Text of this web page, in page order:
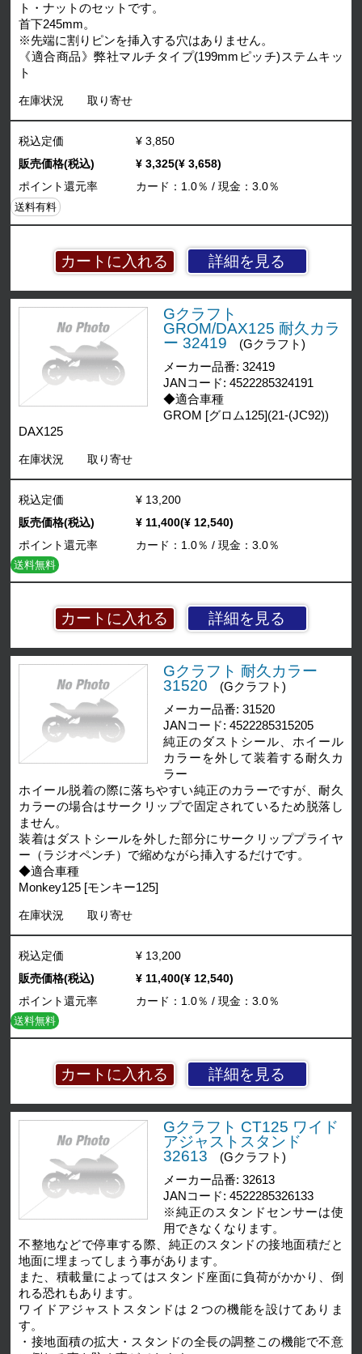
ト・ナットのセットです。
首下245mm。
※先端に割りピンを挿入する穴はありません。
《適合商品》弊社マルチタイプ(199mmピッチ)ステムキッ
ト
在庫状況 取り寄せ
詳細を見る
税込定価
¥ 3,850
販売価格(税込)
¥ 3,325(¥ 3,658)
ポイント還元率
カード：1.0％ / 現金：3.0％
送料有料
Gクラフト
GROM/DAX125 耐久カラ
ー 32419
(Gクラフト)
メーカー品番: 32419
JANコード: 4522285324191
◆適合車種
GROM [グロム125](21-(JC92))
DAX125
在庫状況 取り寄せ
詳細を見る
税込定価
¥ 13,200
販売価格(税込)
¥ 11,400(¥ 12,540)
ポイント還元率
カード：1.0％ / 現金：3.0％
送料無料
Gクラフト 耐久カラー
31520
(Gクラフト)
メーカー品番: 31520
JANコード: 4522285315205
純正のダストシール、ホイール
カラーを外して装着する耐久カ
ラー
ホイール脱着の際に落ちやすい純正のカラーですが、耐久
カラーの場合はサークリップで固定されているため脱落し
ません。
装着はダストシールを外した部分にサークリッププライヤ
ー（ラジオペンチ）で縮めながら挿入するだけです。
◆適合車種
Monkey125 [モンキー125]
在庫状況 取り寄せ
詳細を見る
税込定価
¥ 13,200
販売価格(税込)
¥ 11,400(¥ 12,540)
ポイント還元率
カード：1.0％ / 現金：3.0％
送料無料
Gクラフト CT125 ワイド
アジャストスタンド
32613
(Gクラフト)
メーカー品番: 32613
JANコード: 4522285326133
※純正のスタンドセンサーは使
用できなくなります。
不整地などで停車する際、純正のスタンドの接地面積だと
地面に埋まってしまう事があります。
また、積載量によってはスタンド座面に負荷がかかり、倒
れる恐れもあります。
ワイドアジャストスタンドは２つの機能を設けてありま
す。
・接地面積の拡大・スタンドの全長の調整この機能で不意